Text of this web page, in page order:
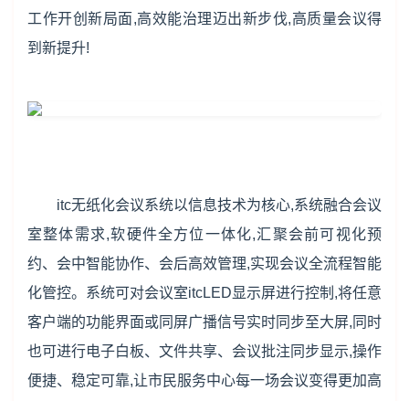
工作开创新局面,高效能治理迈出新步伐,高质量会议得
到新提升!
itc无纸化会议系统以信息技术为核心,系统融合会议
室整体需求,软硬件全方位一体化,汇聚会前可视化预
约、会中智能协作、会后高效管理,实现会议全流程智能
化管控。系统可对会议室itcLED显示屏进行控制,将任意
客户端的功能界面或同屏广播信号实时同步至大屏,同时
也可进行电子白板、文件共享、会议批注同步显示,操作
便捷、稳定可靠,让市民服务中心每一场会议变得更加高